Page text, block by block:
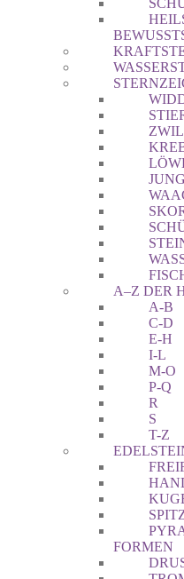
A–Z DER
A-B
C-D
E-H
I-L
M-O
P-Q
R
S
T-Z
FORMEN